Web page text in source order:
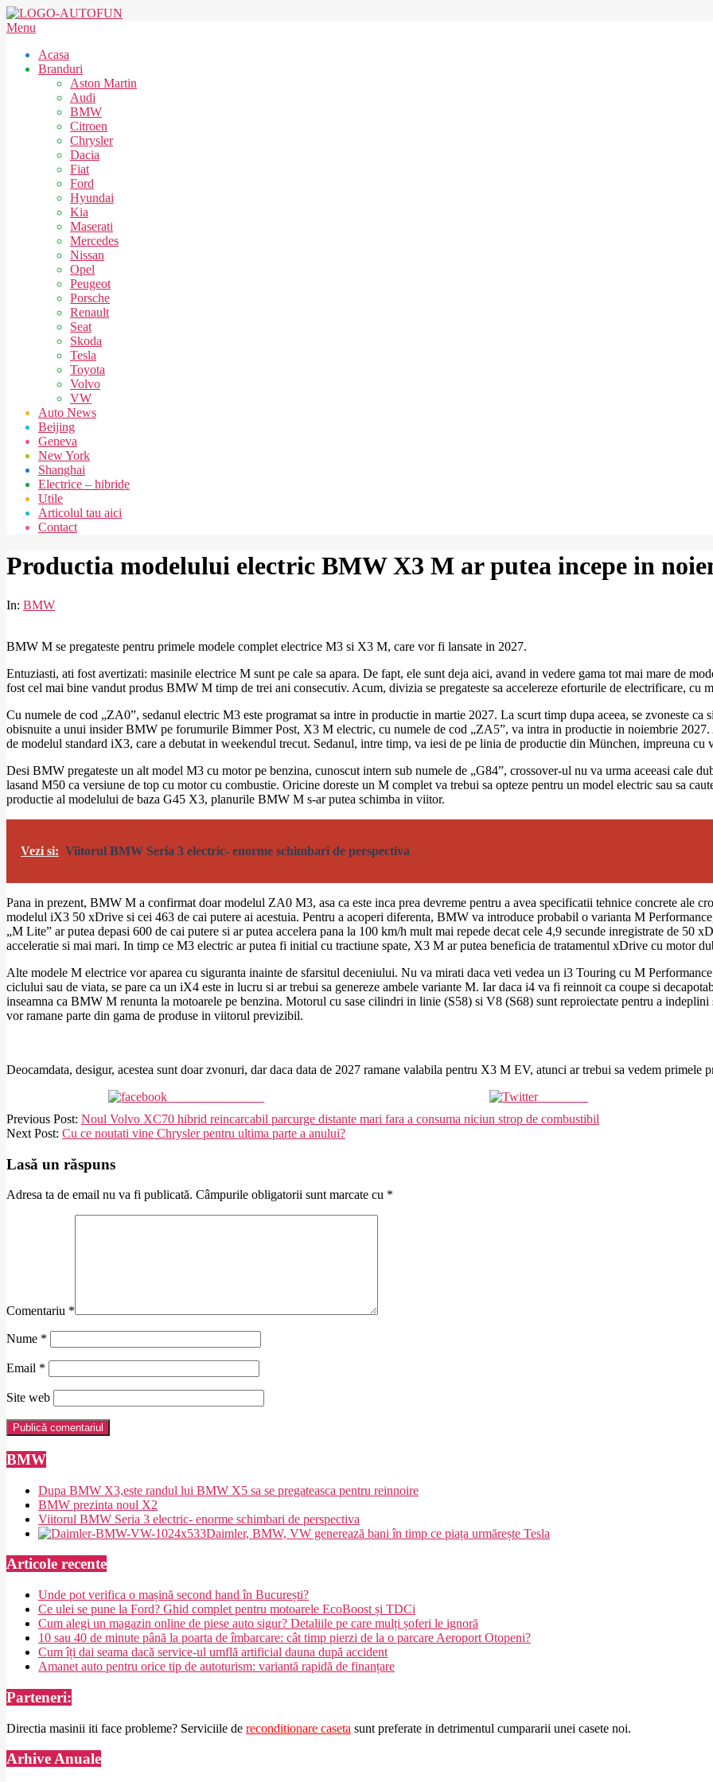
Skip
to
AUTOFUN
Secondary
Menu
Menu
Acasa
Branduri
Aston Martin
Audi
BMW
Citroen
Chrysler
Dacia
Fiat
Ford
Hyundai
Kia
Maserati
Mercedes
Nissan
Opel
Peugeot
Porsche
Renault
Seat
Skoda
Tesla
Toyota
Volvo
VW
Auto News
Beijing
Geneva
New York
Shanghai
Electrice – hibride
Utile
Articolul tau aici
Contact
Productia modelului electric BMW X3 M ar putea incepe in
In: BMW
BMW M se pregateste pentru primele modele complet electrice M3 si X3 M, care vor fi lansate in 2027.
Entuziasti, ati fost avertizati: masinile electrice M sunt pe cale sa apara. De fapt, ele sunt deja aici, avand in vedere gama tot mai mare de
fost cel mai bine vandut produs BMW M timp de trei ani consecutiv. Acum, divizia se pregateste sa accelereze eforturile de electrificare, cu
Cu numele de cod „ZA0”, sedanul electric M3 este programat sa intre in productie in martie 2027. La scurt timp dupa aceea, se zvoneste ca
obisnuite a unui insider BMW pe forumurile Bimmer Post, X3 M electric, cu numele de cod „ZA5”, va intra in productie in noiembrie
de modelul standard iX3, care a debutat in weekendul trecut. Sedanul, intre timp, va iesi de pe linia de productie din München, impreuna cu
Desi BMW pregateste un alt model M3 cu motor pe benzina, cunoscut intern sub numele de „G84”, crossover-ul nu va urma aceeasi cale
lasand M50 ca versiune de top cu motor cu combustie. Oricine doreste un M complet va trebui sa opteze pentru un model electric sau sa
productie al modelului de baza G45 X3, planurile BMW M s-ar putea schimba in viitor.
Vezi si: Viitorul BMW Seria 3 electric- enorme schimbari de perspectiva
Pana in prezent, BMW M a confirmat doar modelul ZA0 M3, asa ca este inca prea devreme pentru a avea specificatii tehnice concrete ale
modelul iX3 50 xDrive si cei 463 de cai putere ai acestuia. Pentru a acoperi diferenta, BMW va introduce probabil o varianta M
„M Lite” ar putea depasi 600 de cai putere si ar putea accelera pana la 100 km/h mult mai repede decat cele 4,9 secunde inregistrate de
acceleratie si mai mari. In timp ce M3 electric ar putea fi initial cu tractiune spate, X3 M ar putea beneficia de tratamentul xDrive cu motor
Alte modele M electrice vor aparea cu siguranta inainte de sfarsitul deceniului. Nu va mirati daca veti vedea un i3 Touring cu M
ciclului sau de viata, se pare ca un iX4 este in lucru si ar trebui sa genereze ambele variante M. Iar daca i4 va fi reinnoit ca coupe si
inseamna ca BMW M renunta la motoarele pe benzina. Motorul cu sase cilindri in linie (S58) si V8 (S68) sunt reproiectate pentru a indeplini
vor ramane parte din gama de produse in viitorul previzibil.
Deocamdata, desigur, acestea sunt doar zvonuri, dar daca data de 2027 ramane valabila pentru X3 M EV, atunci ar trebui sa vedem primele
Post on X
2025-
09-
Previous Post: Noul Volvo XC70 hibrid reincarcabil parcurge distante mari fara a consuma niciun strop de combustibil
Next Post: Cu ce noutati vine Chrysler pentru ultima parte a anului?
Lasă un răspuns
Adresa ta de email nu va fi publicată. Câmpurile obligatorii sunt marcate cu *
Comentariu *
Nume *
Email *
Site web
BMW
Dupa BMW X3,este randul lui BMW X5 sa se pregateasca pentru reinnoire
BMW prezinta noul X2
Viitorul BMW Seria 3 electric- enorme schimbari de perspectiva
Daimler, BMW, VW generează bani în timp ce piața urmărește Tesla
Articole recente
Unde pot verifica o mașină second hand în București?
Ce ulei se pune la Ford? Ghid complet pentru motoarele EcoBoost și TDCi
Cum alegi un magazin online de piese auto sigur? Detaliile pe care mulți șoferi le ignoră
10 sau 40 de minute până la poarta de îmbarcare: cât timp pierzi de la o parcare Aeroport Otopeni?
Cum îți dai seama dacă service-ul umflă artificial dauna după accident
Amanet auto pentru orice tip de autoturism: variantă rapidă de finanțare
Parteneri:
Directia masinii iti face probleme? Serviciile de reconditionare caseta sunt preferate in detrimentul cumpararii unei casete noi.
Arhive Anuale